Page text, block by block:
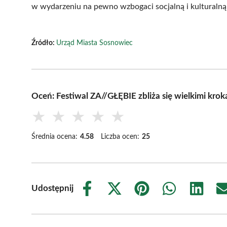
w wydarzeniu na pewno wzbogaci socjalną i
Źródło: Urząd Miasta Sosnowiec
Oceń: Festiwal ZA//GŁĘBIE zbliża się wielkimi
★ ★ ★ ★ ★
Średnia ocena: 4.58 Liczba ocen: 25
Udostępnij
Share
Share
(Twitter)
Share
Share
Share